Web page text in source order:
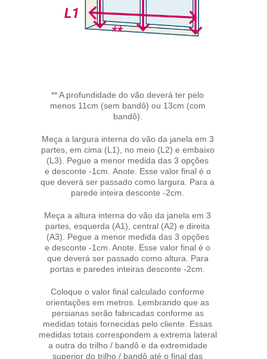
** A profundidade do vão deverá ter pelo
menos 11cm (sem bandô) ou 13cm (com
bandô).
Meça a largura interna do vão da janela em 3
partes, em cima (L1), no meio (L2) e embaixo
(L3). Pegue a menor medida das 3 opções
e desconte -1cm. Anote. Esse valor final é o
que deverá ser passado como largura. Para a
parede inteira desconte -2cm.
Meça a altura interna do vão da janela em 3
partes, esquerda (A1), central (A2) e direita
(A3). Pegue a menor medida das 3 opções
e desconte -1cm. Anote. Esse valor final é o
que deverá ser passado como altura. Para
portas e paredes inteiras desconte -2cm.
Coloque o valor final calculado conforme
orientações em metros. Lembrando que as
persianas serão fabricadas conforme as
medidas totais fornecidas pelo cliente. Essas
medidas totais correspondem a extrema lateral
a outra do trilho / bandô e da extremidade
superior do trilho / bandô até o final das